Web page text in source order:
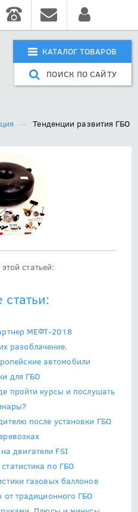
КАТАЛОГ ТОВАРОВ
ПОИСК ПО САЙТУ
Тенденции развития ГБО
статьей:
статьи:
МЕФТ-2018
разоблачение.
автомобили
для ГБО
пройти курсы и послушать
после установки ГБО
двигатели FSI
по ГБО
газовых баллонов
от традиционного ГБО